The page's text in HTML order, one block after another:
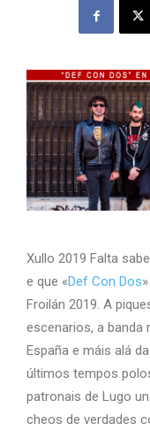
Xullo 2019 Falta
e que «Def Con Dos
Froilán 2019. A
escenarios, a banda
España e máis alá
últimos tempos
patronais de Lugo
cheos de verdades